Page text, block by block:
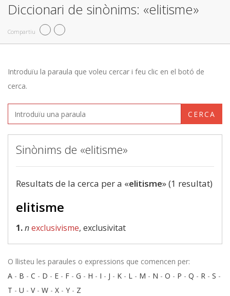
Diccionari de sinònims: «elitisme»
Compartiu
Introduïu la paraula que voleu cercar i feu clic en el botó de
cerca.
CERCA
Sinònims de «elitisme»
Resultats de la cerca per a «elitisme» (1 resultat)
elitisme
1.nexclusivisme, exclusivitat
O llisteu les paraules o expressions que comencen per:
A - B - C - D - E - F - G - H - I - J - K - L - M - N - O - P - Q - R - S -
T - U - V- W - X - Y - Z